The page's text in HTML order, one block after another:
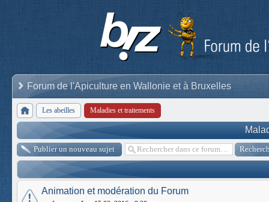
Forum de l'Apiculture en Wallonie et à Bruxelles
Les abeilles Maladies et traitements
Publier un nouveau sujet
Animation et modération du Forum